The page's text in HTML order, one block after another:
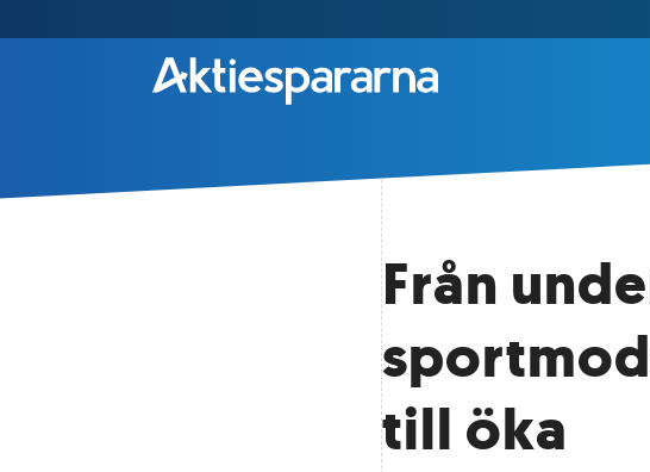
Från
till öka